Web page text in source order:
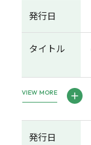
発行日
タイトル
VIEW MORE
発行日